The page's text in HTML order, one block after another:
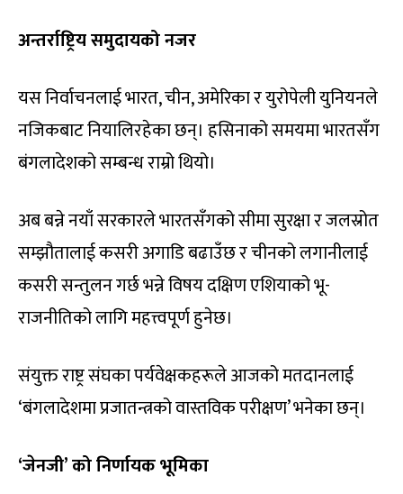
अन्तर्राष्ट्रिय समुदायको नजर
यस निर्वाचनलाई भारत, चीन, अमेरिका र युरोपेली युनियनले
नजिकबाट नियालिरहेका छन्। हसिनाको समयमा भारतसँग
बंगलादेशको सम्बन्ध राम्रो थियो।
अब बन्ने नयाँ सरकारले भारतसँगको सीमा सुरक्षा र जलस्रोत
सम्झौतालाई कसरी अगाडि बढाउँछ र चीनको लगानीलाई
कसरी सन्तुलन गर्छ भन्ने विषय दक्षिण एशियाको भू-
राजनीतिको लागि महत्त्वपूर्ण हुनेछ।
संयुक्त राष्ट्र संघका पर्यवेक्षकहरूले आजको मतदानलाई
‘बंगलादेशमा प्रजातन्त्रको वास्तविक परीक्षण’ भनेका छन्।
‘जेनजी’ को निर्णायक भूमिका